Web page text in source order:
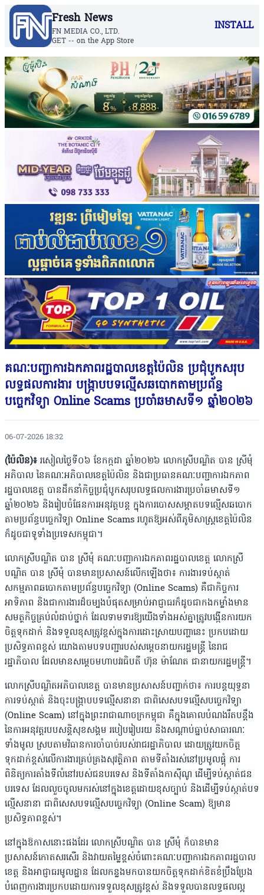
Fresh News
FN MEDIA CO., LTD.
GET -- on the App Store
INSTALL
គណៈបញ្ជាការឯកភាពរដ្ឋបាលខេត្តប៉ៃលិន ប្រជុំបូកសរុប
លទ្ធផលការងារ បង្ក្រាបបទល្មើសឆបោកតាមប្រព័ន្ធ
បច្ចេកវិទ្យា Online Scams ប្រចាំឆមាសទី១ ឆ្នាំ២០២៦
06-07-2026 18:32
(ប៉ៃលិន)៖ រសៀលថ្ងៃទី០៦ ខែកក្កដា ឆ្នាំ២០២៦ លោកស្រីបណ្ឌិត បាន ស្រីមុំ
អភិបាល នៃគណៈអភិបាលខេត្តប៉ៃលិន និងជាប្រធានគណៈបញ្ជាការឯកភាព
រដ្ឋបាលខេត្ត បានដឹកនាំកិច្ចប្រជុំបូកសរុបលទ្ធផលការងារប្រចាំឆមាសទី១
ឆ្នាំ២០២៦ និងរៀបចំផែនការអនុវត្តបន្ត ក្នុងការបោសសម្អាតបទល្មើសឆបោក
តាមប្រព័ន្ធបច្ចេកវិទ្យា Online Scams រហូតឱ្យអស់ពីភូមិសាស្រ្តខេត្តប៉ៃលិន
ក៏ដូចជាទូទាំងប្រទេសកម្ពុជា។
លោកស្រីបណ្ឌិត បាន ស្រីមុំ គណៈបញ្ជាការឯកភាពរដ្ឋបាលខេត្ត លោកស្រី
បណ្ឌិត បាន ស្រីមុំ បានមានប្រសាសន៍លើកឡើងថា៖ ការងារទប់ស្កាត់
សកម្មភាពឆបោកតាមប្រព័ន្ធបច្ចេកវិទ្យា (Online Scams) គឺជាកិច្ចការ
អាទិភាព និងជាការងារដ៏ចម្បងបំផុតសម្រាប់អាជ្ញាធរក៏ដូចជាកងកម្លាំងមាន
សមត្ថកិច្ចគ្រប់លំដាប់ថ្នាក់ ដែលទាមទារឱ្យយើងទាំងអស់គ្នាត្រូវបង្កើនការយក
ចិត្តទុកដាក់ និងទទួលខុសត្រូវខ្ពស់ក្នុងការដោះស្រាយបញ្ហានេះ ប្រកបដោយ
ប្រសិទ្ធភាពខ្ពស់ យោងតាមបទបញ្ជារបស់សម្តេចនាយករដ្ឋមន្រ្តី នៃរាជ
រដ្ឋាភិបាល ដែលមានសម្តេចមហាបវរធិបតី ហ៊ុន ម៉ាណែត ជានាយករដ្ឋមន្ត្រី។
លោកស្រីបណ្ឌិតអភិបាលខេត្ត បានមានប្រសាសន៍បញ្ជាក់ថា៖ ការបន្តយុទ្ធនា
ការទប់ស្កាត់ និងចុះបង្ក្រាបបទល្មើសនានា ជាពិសេសបទល្មើសបច្ចេកវិទ្យា
(Online Scam) នៅក្នុងព្រះរាជាណាចក្រកម្ពុជា គឺក្នុងគោលបំណងរឹតបន្តឹង
នៃការអនុវត្តរបបសន្តិសុខសង្គម របៀបរៀបរយ និងសណ្តាប់ធ្នាប់សាធារណៈ
ទាំងមូល ស្របតាមវិធានការចាំបាច់របស់រាជរដ្ឋាភិបាល ដោយត្រូវយកចិត្ត
ទុកដាក់ខ្ពស់លើការងារគ្រប់គ្រងសុវត្ថិភាព តាមទីតាំងរស់នៅប្រមូលផ្តុំ ការ
ពិនិត្យការតាំងទីលំនៅរបស់ជនបរទេស និងទីតាំងកាស៊ីណូ ដើម្បីទប់ស្កាត់ជន
បរទេស ដែលលួចចូលមករស់នៅក្នុងខេត្តដោយខុសច្បាប់ និងដើម្បីទប់ស្កាត់បទ
ល្មើសនានា ជាពិសេសបទល្មើសបច្ចេកវិទ្យា (Online Scam) ឱ្យមាន
ប្រសិទ្ធភាពខ្ពស់។
នៅក្នុងឱកាសនោះផងដែរ លោកស្រីបណ្ឌិត បាន ស្រីមុំ ក៏បានមាន
ប្រសាសន៍កោតសរសើរ និងវាយតម្លៃខ្ពស់ចំពោះគណៈបញ្ជាការឯកភាពរដ្ឋបាល
ខេត្ត និងអាជ្ញាធរមូលដ្ឋាន ដែលកន្លងមកបានយកចិត្តទុកដាក់ខិតខំប្រឹងប្រែង
បំពេញការងារប្រកបដោយការទទួលខុសត្រូវខ្ពស់ និងទទួលបានលទ្ធផលល្អ